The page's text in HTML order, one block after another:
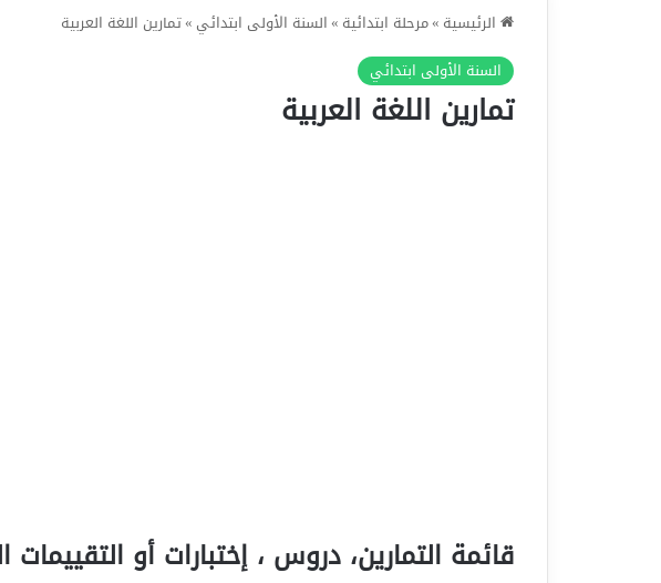
الرئيسية »مرحلة ابتدائية »السنة الأولى ابتدائي »تمارين اللغة العربية
السنة الأولى ابتدائي
تمارين اللغة العربية
قائمة التمارين، دروس ، إختبارات أو التقييمات